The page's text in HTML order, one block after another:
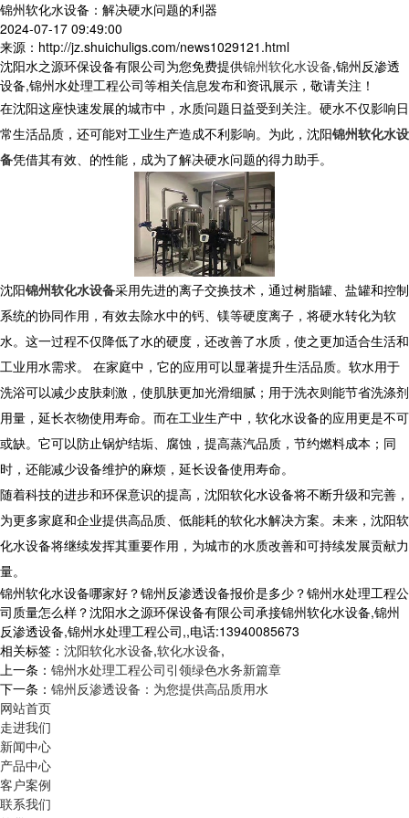
锦州软化水设备：解决硬水问题的利器
2024-07-17 09:49:00
来源：http://jz.shuichuligs.com/news1029121.html
沈阳水之源环保设备有限公司为您免费提供锦州软化水设备,锦州反渗透
设备,锦州水处理工程公司等相关信息发布和资讯展示，敬请关注！
在沈阳这座快速发展的城市中，水质问题日益受到关注。硬水不仅影响日
常生活品质，还可能对工业生产造成不利影响。为此，沈阳锦州软化水设
备凭借其有效、的性能，成为了解决硬水问题的得力助手。
沈阳锦州软化水设备采用先进的离子交换技术，通过树脂罐、盐罐和控制
系统的协同作用，有效去除水中的钙、镁等硬度离子，将硬水转化为软
水。这一过程不仅降低了水的硬度，还改善了水质，使之更加适合生活和
工业用水需求。 在家庭中，它的应用可以显著提升生活品质。软水用于
洗浴可以减少皮肤刺激，使肌肤更加光滑细腻；用于洗衣则能节省洗涤剂
用量，延长衣物使用寿命。而在工业生产中，软化水设备的应用更是不可
或缺。它可以防止锅炉结垢、腐蚀，提高蒸汽品质，节约燃料成本；同
时，还能减少设备维护的麻烦，延长设备使用寿命。
随着科技的进步和环保意识的提高，沈阳软化水设备将不断升级和完善，
为更多家庭和企业提供高品质、低能耗的软化水解决方案。未来，沈阳软
化水设备将继续发挥其重要作用，为城市的水质改善和可持续发展贡献力
量。
锦州软化水设备哪家好？锦州反渗透设备报价是多少？锦州水处理工程公
司质量怎么样？沈阳水之源环保设备有限公司承接锦州软化水设备,锦州
反渗透设备,锦州水处理工程公司,,电话:13940085673
相关标签： 沈阳软化水设备,软化水设备,
上一条： 锦州水处理工程公司引领绿色水务新篇章
下一条： 锦州反渗透设备：为您提供高品质用水
网站首页
走进我们
新闻中心
产品中心
客户案例
联系我们